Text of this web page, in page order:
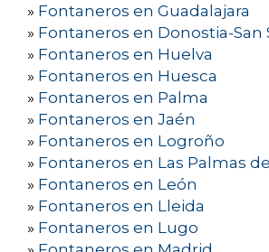
» Fontaneros en Guadalajara
» Fontaneros en Donostia-San
» Fontaneros en Huelva
» Fontaneros en Huesca
» Fontaneros en Palma
» Fontaneros en Jaén
» Fontaneros en Logroño
» Fontaneros en Las Palmas
» Fontaneros en León
» Fontaneros en Lleida
» Fontaneros en Lugo